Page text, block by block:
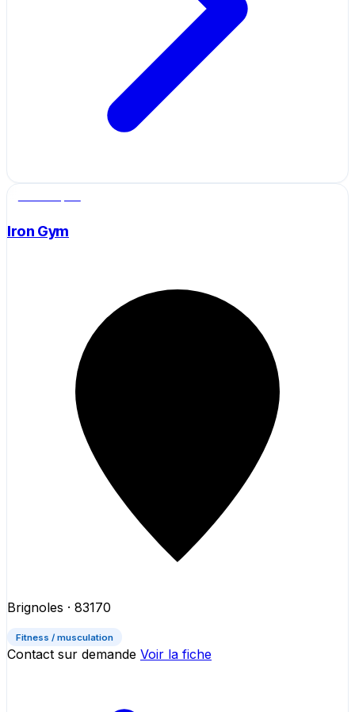
Iron Gym
Brignoles · 83170
Fitness / musculation
Contact sur demande Voir la fiche